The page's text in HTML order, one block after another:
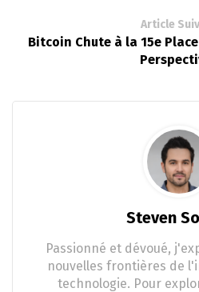
Article
Bitcoin Chute à la 15e
Steven
Passionné et dévoué,
nouvelles frontières de
technologie. Pour